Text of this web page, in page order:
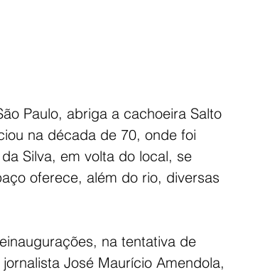
Paulo, abriga a cachoeira Salto
na década de 70, onde foi
Silva, em volta do local, se
oferece, além do rio, diversas
na tentativa de
José Maurício Amendola,